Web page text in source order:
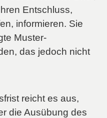
Entschluss,
informieren. Sie
Muster-
das jedoch nicht
reicht es aus,
die Ausübung des